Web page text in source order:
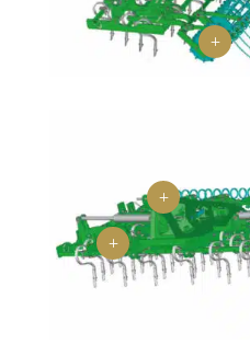
L
L
L